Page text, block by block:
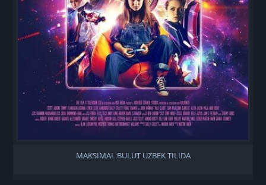
MAKSIMAL BULUT UZBEK TILIDA